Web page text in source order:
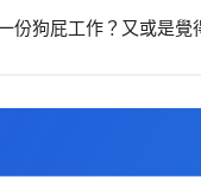
份狗屁工作？又或是